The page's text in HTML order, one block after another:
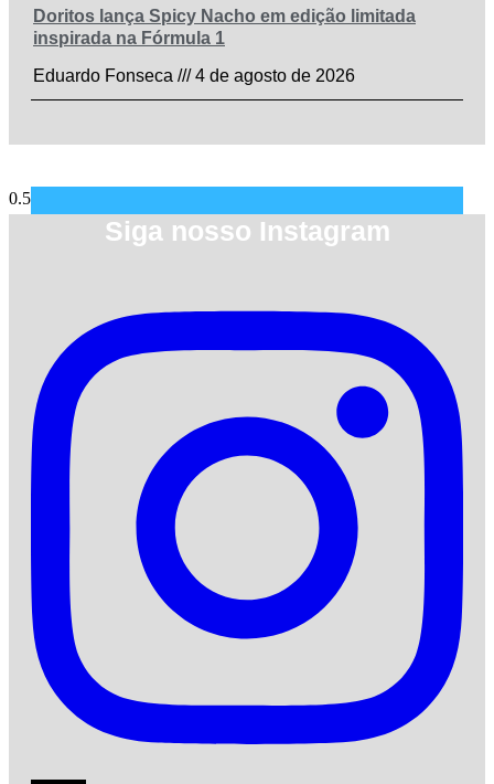
Doritos lança Spicy Nacho em edição limitada
inspirada na Fórmula 1
Eduardo Fonseca
4 de agosto de 2026
Siga nosso Instagram